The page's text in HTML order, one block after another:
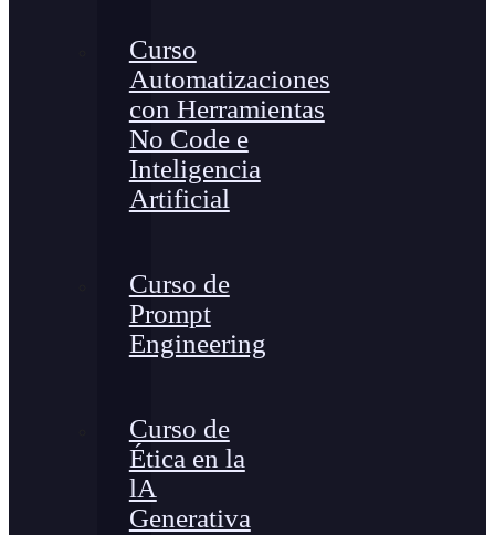
Curso
Automatizaciones
con Herramientas
No Code e
Inteligencia
Artificial
Curso de
Prompt
Engineering
Curso de
Ética en la
lA
Generativa